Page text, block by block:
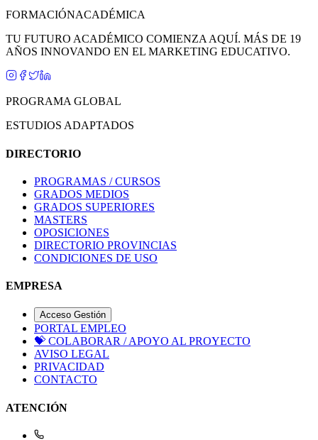
FORMACIÓNACADÉMICA
TU FUTURO ACADÉMICO COMIENZA AQUÍ. MÁS DE 19
AÑOS INNOVANDO EN EL MARKETING EDUCATIVO.
PROGRAMA GLOBAL
ESTUDIOS ADAPTADOS
DIRECTORIO
PROGRAMAS / CURSOS
GRADOS MEDIOS
GRADOS SUPERIORES
MASTERS
OPOSICIONES
DIRECTORIO PROVINCIAS
CONDICIONES DE USO
EMPRESA
Acceso Gestión
PORTAL EMPLEO
💝 COLABORAR / APOYO AL PROYECTO
AVISO LEGAL
PRIVACIDAD
CONTACTO
ATENCIÓN